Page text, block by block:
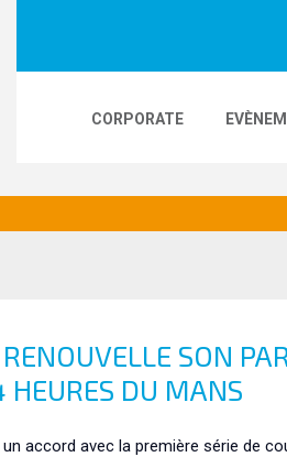
CORPORATE
SON
HEURES DU MANS
un accord avec la première série de